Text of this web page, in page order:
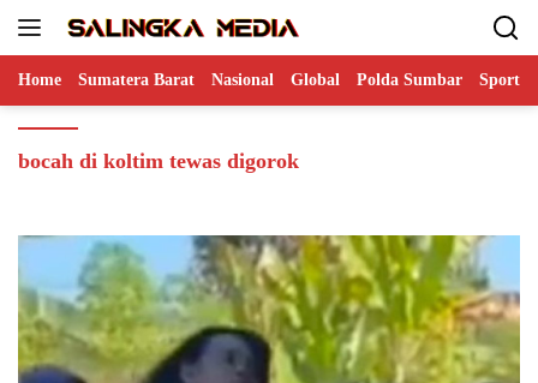
Home Sumatera Barat Nasional Global Polda Sumbar Sports
bocah di koltim tewas digorok